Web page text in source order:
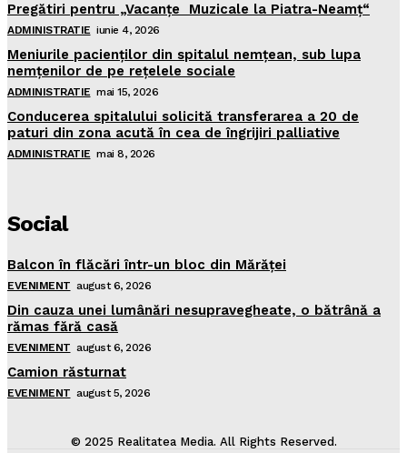
Pregătiri pentru „Vacanţe Muzicale la Piatra-Neamţ“
ADMINISTRATIE iunie 4, 2026
Meniurile pacienţilor din spitalul nemţean, sub lupa
nemţenilor de pe reţelele sociale
ADMINISTRATIE mai 15, 2026
Conducerea spitalului solicită transferarea a 20 de
paturi din zona acută în cea de îngrijiri palliative
ADMINISTRATIE mai 8, 2026
Social
Balcon în flăcări într-un bloc din Mărăţei
EVENIMENT august 6, 2026
Din cauza unei lumânări nesupravegheate, o bătrână a
rămas fără casă
EVENIMENT august 6, 2026
Camion răsturnat
EVENIMENT august 5, 2026
© 2025 Realitatea Media. All Rights Reserved.